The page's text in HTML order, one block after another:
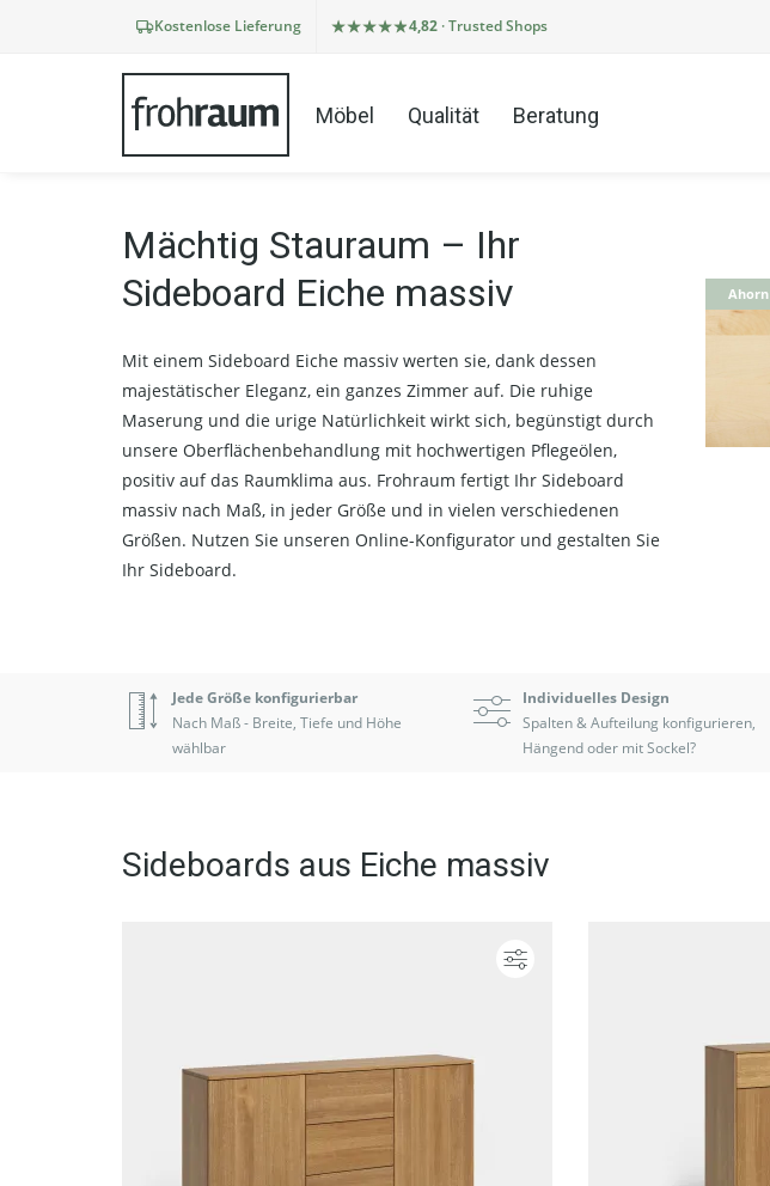
Kostenlose Lieferung 4,82 · Trusted Shops
Möbel Qualität Beratung
Mächtig Stauraum – Ihr
Sideboard Eiche massiv
Mit einem Sideboard Eiche massiv werten sie, dank dessen
majestätischer Eleganz, ein ganzes Zimmer auf. Die ruhige
Maserung und die urige Natürlichkeit wirkt sich, begünstigt durch
unsere Oberflächenbehandlung mit hochwertigen Pflegeölen,
positiv auf das Raumklima aus. Frohraum fertigt Ihr Sideboard
massiv nach Maß, in jeder Größe und in vielen verschiedenen
Größen. Nutzen Sie unseren Online-Konfigurator und gestalten Sie
Ihr Sideboard.
Ahorn
Jede Größe konfigurierbar
Nach Maß - Breite, Tiefe und Höhe
wählbar
Individuelles Design
Spalten & Aufteilung konfigurieren,
Hängend oder mit Sockel?
Sideboards aus Eiche massiv